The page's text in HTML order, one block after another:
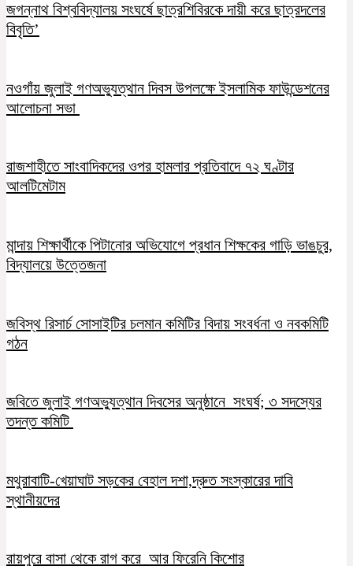
জগন্নাথ বিশ্ববিদ্যালয় সংঘর্ষে ছাত্রশিবিরকে দায়ী করে ছাত্রদলের
বিবৃতি’
নওগাঁয় জুলাই গণঅভ্যুত্থান দিবস উপলক্ষে ইসলামিক ফাউন্ডেশনের
আলোচনা সভা
রাজশাহীতে সাংবাদিকদের ওপর হামলার প্রতিবাদে ৭২ ঘণ্টার
আলটিমেটাম
মান্দায় শিক্ষার্থীকে পিটানোর অভিযোগে প্রধান শিক্ষকের গাড়ি ভাঙচুর,
বিদ্যালয়ে উত্তেজনা
জবিস্থ রিসার্চ সোসাইটির চলমান কমিটির বিদায় সংবর্ধনা ও নবকমিটি
গঠন
জবিতে জুলাই গণঅভ্যুত্থান দিবসের অনুষ্ঠানে সংঘর্ষ; ৩ সদস্যের
তদন্ত কমিটি
মথুরাবাটি-খেয়াঘাট সড়কের বেহাল দশা,দ্রুত সংস্কারের দাবি
স্থানীয়দের
রায়পুরে বাসা থেকে রাগ করে আর ফিরেনি কিশোর